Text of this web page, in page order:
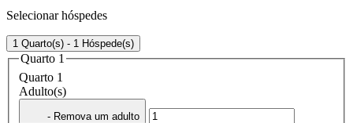
Selecionar hóspedes
1 Quarto(s) - 1 Hóspede(s)
Quarto 1
Quarto 1
Adulto(s)
- Remova um adulto